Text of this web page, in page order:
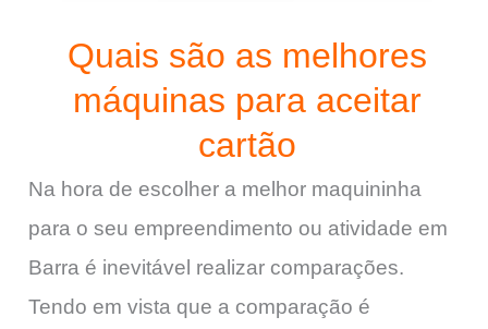
Quais são as melhores
máquinas para aceitar
cartão
Na hora de escolher a melhor maquininha
para o seu empreendimento ou atividade em
Barra é inevitável realizar comparações.
Tendo em vista que a comparação é